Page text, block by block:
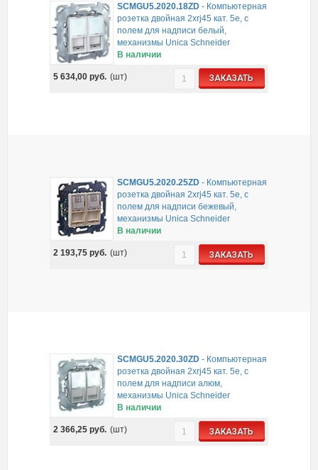
SCMGU5.2020.18ZD - Компьютерная
розетка двойная 2хrj45 кат. 5е, с
полем для надписи белый,
механизмы Unica Schneider
В наличии
5 634,00руб. (шт) ЗАКАЗАТЬ
SCMGU5.2020.25ZD - Компьютерная
розетка двойная 2хrj45 кат. 5е, с
полем для надписи бежевый,
механизмы Unica Schneider
В наличии
2 193,75руб. (шт) ЗАКАЗАТЬ
SCMGU5.2020.30ZD - Компьютерная
розетка двойная 2хrj45 кат. 5е, с
полем для надписи алюм,
механизмы Unica Schneider
В наличии
2 366,25руб. (шт) ЗАКАЗАТЬ